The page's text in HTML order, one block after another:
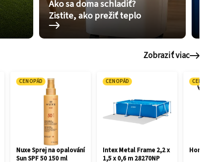
Ako sa doma schladiť?
Zistite, ako prežiť teplo
Zobraziť viac
CENOPÁD
Nuxe Sprej na opalování
Sun SPF 50 150 ml
CENOPÁD
Intex Metal Frame 2,2 x
1,5 x 0,6 m 28270NP
CENOPÁD
Honda